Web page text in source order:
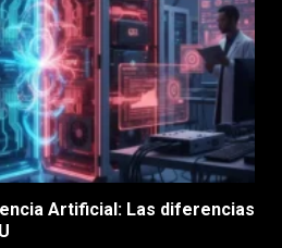
Artificial: Las diferencias